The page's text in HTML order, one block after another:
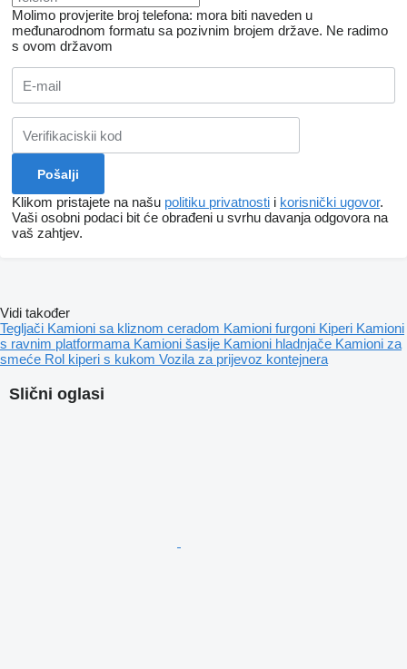
Molimo provjerite broj telefona: mora biti naveden u
međunarodnom formatu sa pozivnim brojem države. Ne radimo
s ovom državom
Klikom pristajete na našu politiku privatnosti i korisnički ugovor.
Vaši osobni podaci bit će obrađeni u svrhu davanja odgovora na
vaš zahtjev.
Slični oglasi
Vidi također
Tegljači Kamioni sa kliznom ceradom Kamioni furgoni Kiperi Kamioni
s ravnim platformama Kamioni šasije Kamioni hladnjače Kamioni za
smeće Rol kiperi s kukom Vozila za prijevoz kontejnera